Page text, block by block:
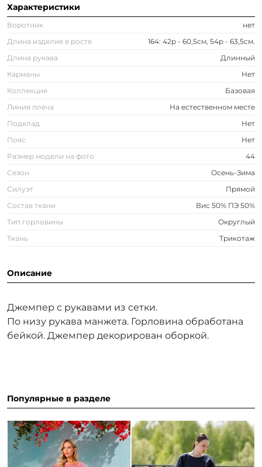
Характеристики
Воротник
нет
Длина изделия в росте
164: 42р - 60,5см, 54р - 63,5см.
Длина рукава
Длинный
Карманы
Нет
Коллекция
Базовая
Линия плеча
На естественном месте
Подклад
Нет
Пояс
Нет
Размер модели на фото
44
Сезон
Осень-Зима
Силуэт
Прямой
Состав ткани
Вис 50% ПЭ 50%
Тип горловины
Округлый
Ткань
Трикотаж
Описание
Джемпер с рукавами из сетки.
По низу рукава манжета. Горловина обработана
бейкой. Джемпер декорирован оборкой.
Популярные в разделе